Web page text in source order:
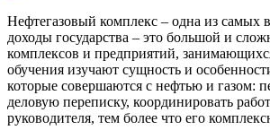
Нефтегазовый комплекс – одна из самых
доходы государства – это большой и
комплексов и предприятий,
обучения изучают сущность и
которые совершаются с нефтью и газом:
деловую переписку, координировать
руководителя, тем более что его